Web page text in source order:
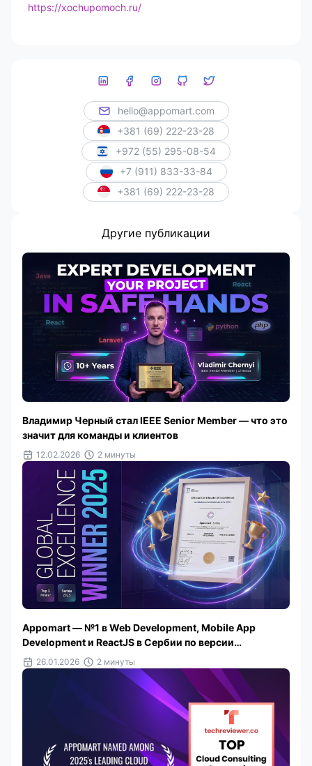
https://xochupomoch.ru/
Другие публикации
Владимир Черный стал IEEE Senior Member — что это
значит для команды и клиентов
12.02.2026 2 минуты
Appomart — №1 в Web Development, Mobile App
Development и ReactJS в Сербии по версии
TechBehemoths 2025
26.01.2026 2 минуты
hello@appomart.com
+381 (69) 222-23-28
+972 (55) 295-08-54
+7 (911) 833-33-84
+381 (69) 222-23-28